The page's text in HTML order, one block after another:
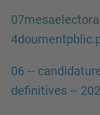
06 --
definitives --